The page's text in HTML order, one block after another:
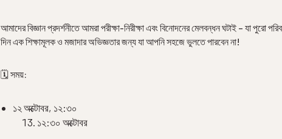
আমাদের বিজ্ঞান প্রদর্শনীতে আমরা পরীক্ষা-নিরীক্ষা এবং বিনোদনের মেলবন্ধন ঘটাই – যা
দিন এক শিক্ষামূলক ও মজাদার অভিজ্ঞতার জন্য যা আপনি সহজে ভুলতে পারবেন না!
🗓️ সময়:
১২ অক্টোবর, ১২:৩০
১২:৩০ অক্টোবর